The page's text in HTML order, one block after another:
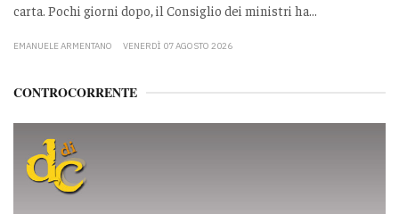
carta. Pochi giorni dopo, il Consiglio dei ministri ha...
EMANUELE ARMENTANO VENERDÌ 07 AGOSTO 2026
CONTROCORRENTE